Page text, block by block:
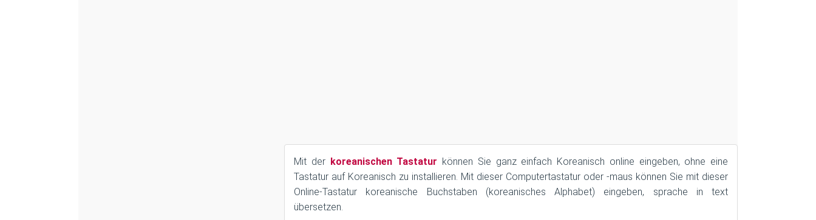
Mit der koreanischen Tastatur können Sie ganz einfach Koreanisch online eingeben, ohne eine
Tastatur auf Koreanisch zu installieren. Mit dieser Computertastatur oder -maus können Sie mit dieser
Online-Tastatur koreanische Buchstaben (koreanisches Alphabet) eingeben, sprache in text
übersetzen.